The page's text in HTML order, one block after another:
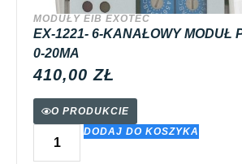
MODUŁY EIB EXOTEC
EX-1221- 6-KANAŁOWY MODUŁ
0-20MA
410,00ZŁ
O PRODUKCIE
DODAJ DO KOSZYKA